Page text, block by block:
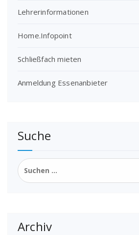
Lehrerinformationen
Home.Infopoint
Schließfach mieten
Anmeldung Essenanbieter
Suche
Suchen
nach:
Archiv